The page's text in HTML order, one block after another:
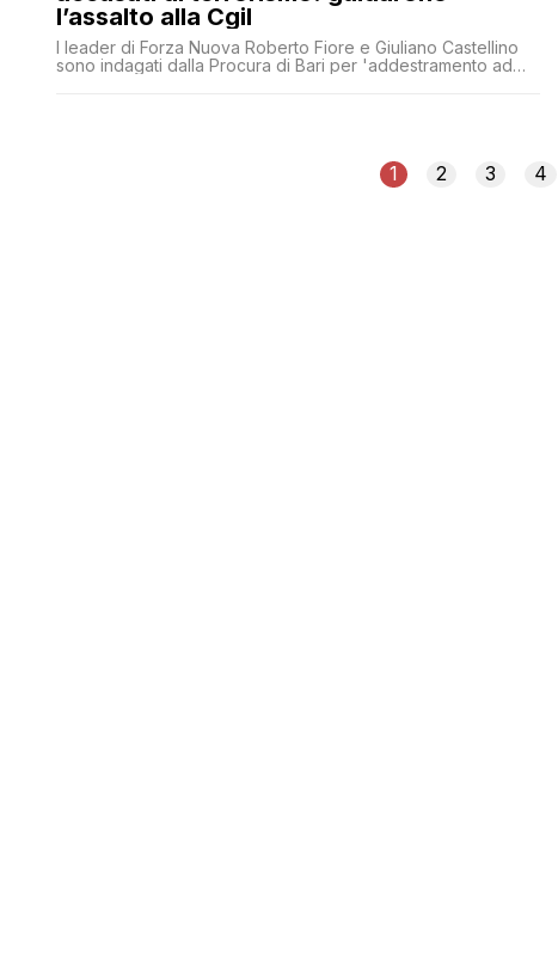
l’assalto alla Cgil
I leader di Forza Nuova Roberto Fiore e Giuliano Castellino
sono indagati dalla Procura di Bari per 'addestramento ad
1 2 3 4